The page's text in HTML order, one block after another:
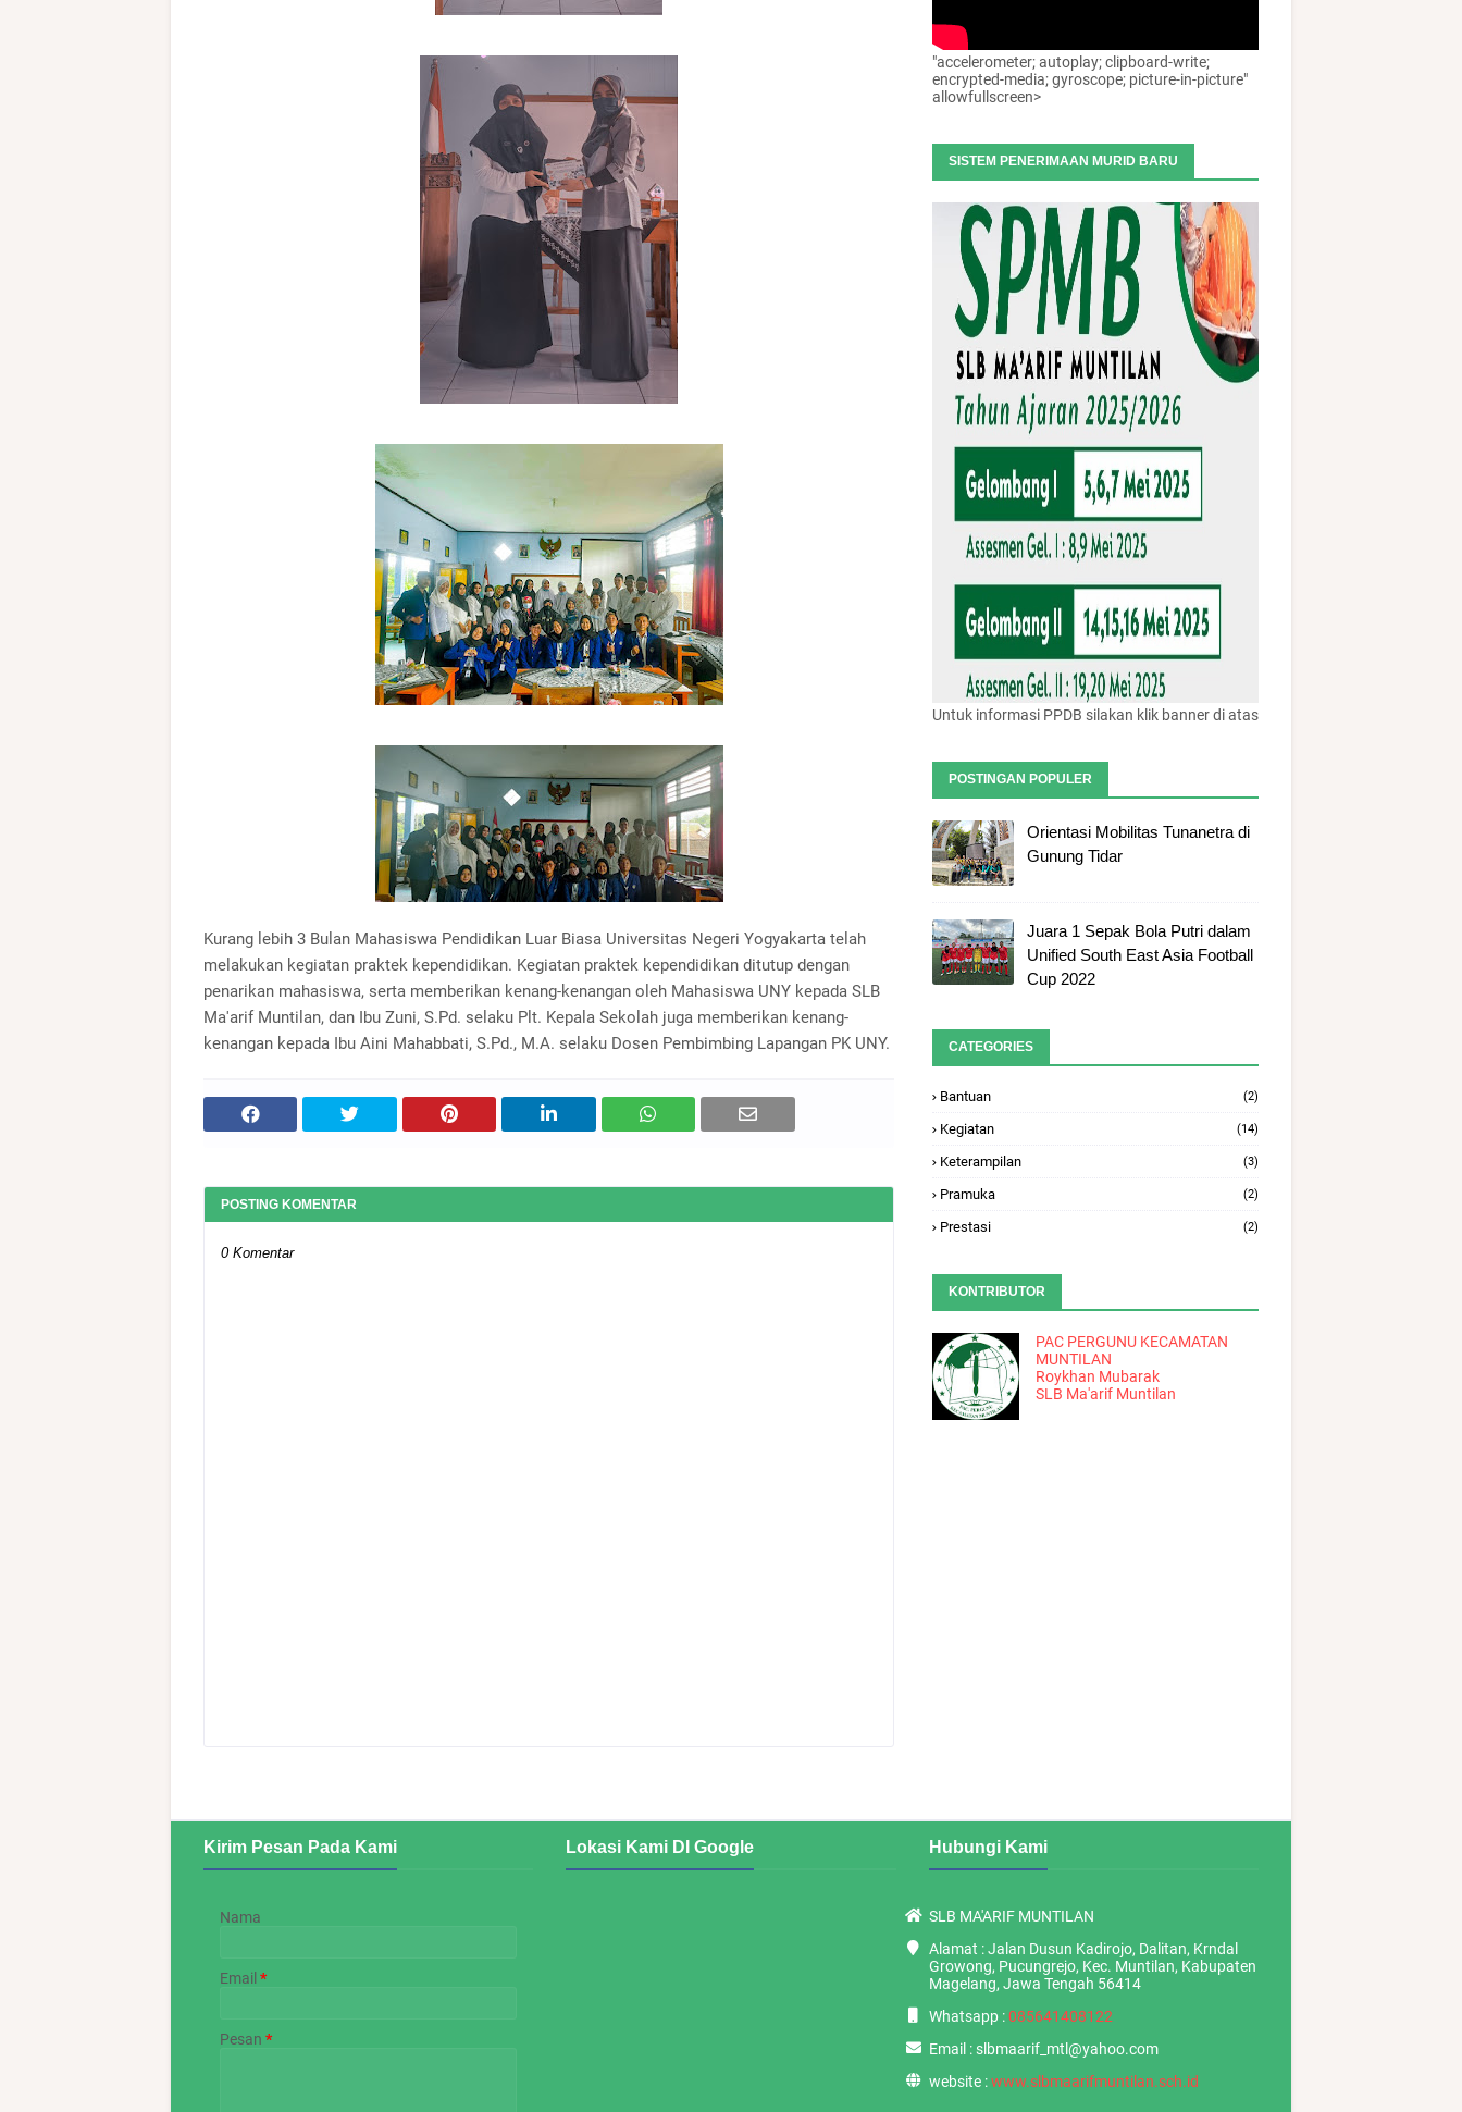
Kurang lebih 3 Bulan Mahasiswa Pendidikan Luar Biasa Universitas Negeri Yogyakarta telah
melakukan kegiatan praktek kependidikan. Kegiatan praktek kependidikan ditutup dengan
penarikan mahasiswa, serta memberikan kenang-kenangan oleh Mahasiswa UNY kepada SLB
Ma'arif Muntilan, dan Ibu Zuni, S.Pd. selaku Plt. Kepala Sekolah juga memberikan kenang-
kenangan kepada Ibu Aini Mahabbati, S.Pd., M.A. selaku Dosen Pembimbing Lapangan PK UNY.
POSTING KOMENTAR
0 Komentar
"accelerometer; autoplay; clipboard-write;
encrypted-media; gyroscope; picture-in-picture"
allowfullscreen>
SISTEM PENERIMAAN MURID BARU
Untuk informasi PPDB silakan klik banner di atas
POSTINGAN POPULER
Orientasi Mobilitas Tunanetra di
Gunung Tidar
Juara 1 Sepak Bola Putri dalam
Unified South East Asia Football
Cup 2022
CATEGORIES
Bantuan (2)
Kegiatan (14)
Keterampilan (3)
Pramuka (2)
Prestasi (2)
KONTRIBUTOR
PAC PERGUNU KECAMATAN
MUNTILAN
Roykhan Mubarak
SLB Ma'arif Muntilan
Kirim Pesan Pada Kami
Nama
Email *
Pesan *
Lokasi Kami DI Google Hubungi Kami
SLB MA'ARIF MUNTILAN
Alamat : Jalan Dusun Kadirojo, Dalitan, Krndal
Growong, Pucungrejo, Kec. Muntilan, Kabupaten
Magelang, Jawa Tengah 56414
Whatsapp :085641408122
Email : slbmaarif_mtl@yahoo.com
website :www.slbmaarifmuntilan.sch.id